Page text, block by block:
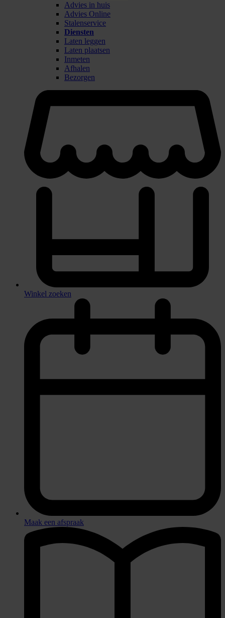
Advies in huis
Advies Online
Stalenservice
Diensten
Laten leggen
Laten plaatsen
Inmeten
Afhalen
Bezorgen
Winkel zoeken
Maak een afspraak